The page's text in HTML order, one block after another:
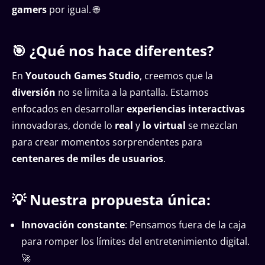
gamers por igual. 🌐
🎯 ¿Qué nos hace diferentes?
En Youtouch Games Studio, creemos que la
diversión no se limita a la pantalla. Estamos
enfocados en desarrollarexperiencias interactivas
innovadoras, donde lo real y lo virtual se mezclan
para crear momentos sorprendentes para
centenares de miles de usuarios.
💡 Nuestra propuesta única:
Innovación constante: Pensamos fuera de la caja
para romper los límites del entretenimiento digital.
🚀